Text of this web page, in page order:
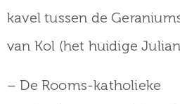
Collectie
kavel tussen de
van Kol (het huidige
– De Rooms-katholieke